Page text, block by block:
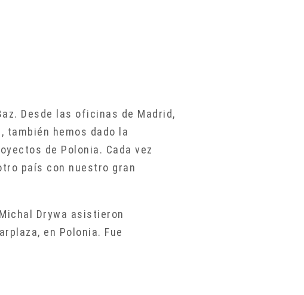
Desde las oficinas de Madrid,
hemos dado la
de Polonia. Cada vez
país con nuestro gran
Drywa asistieron
en Polonia. Fue